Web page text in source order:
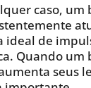
caso, um
ideal de
Quando um
seus